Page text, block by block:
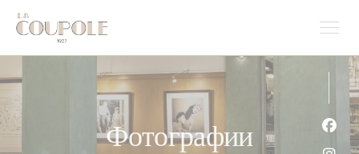
Панель управления cookies
Фотографии